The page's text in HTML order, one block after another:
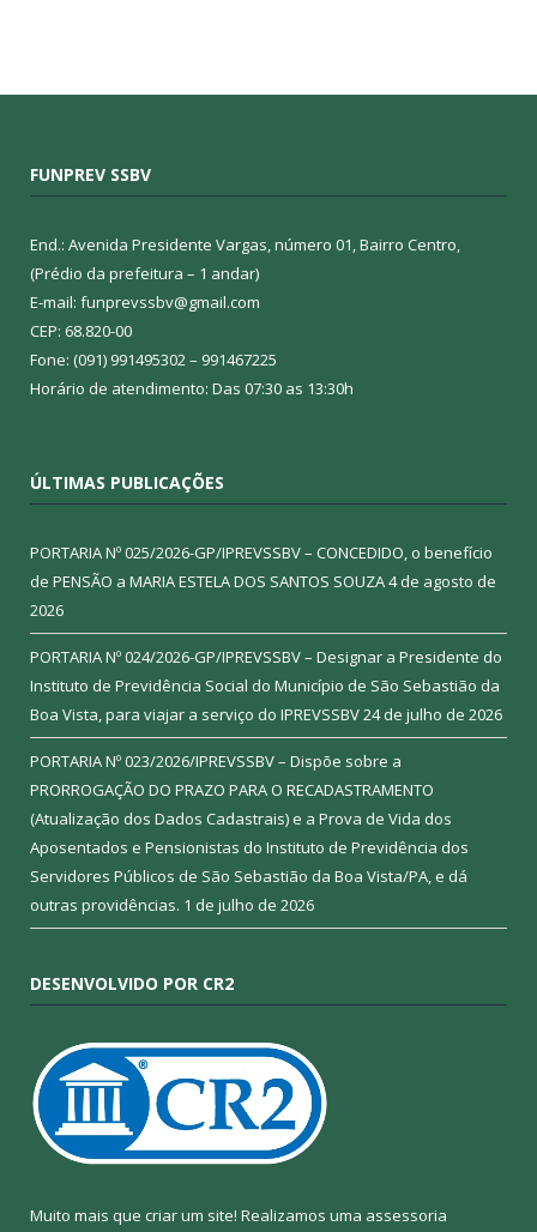
FUNPREV SSBV
End.: Avenida Presidente Vargas, número 01, Bairro Centro,
(Prédio da prefeitura – 1 andar)
E-mail: funprevssbv@gmail.com
CEP: 68.820-00
Fone: (091) 991495302 – 991467225
Horário de atendimento: Das 07:30 as 13:30h
ÚLTIMAS PUBLICAÇÕES
PORTARIA Nº 025/2026-GP/IPREVSSBV – CONCEDIDO, o benefício
de PENSÃO a MARIA ESTELA DOS SANTOS SOUZA4 de agosto de
2026
PORTARIA Nº 024/2026-GP/IPREVSSBV – Designar a Presidente do
Instituto de Previdência Social do Município de São Sebastião da
Boa Vista, para viajar a serviço do IPREVSSBV24 de julho de 2026
PORTARIA Nº 023/2026/IPREVSSBV – Dispõe sobre a
PRORROGAÇÃO DO PRAZO PARA O RECADASTRAMENTO
(Atualização dos Dados Cadastrais) e a Prova de Vida dos
Aposentados e Pensionistas do Instituto de Previdência dos
Servidores Públicos de São Sebastião da Boa Vista/PA, e dá
outras providências. 1 de julho de 2026
DESENVOLVIDO POR CR2
Muito mais que criar um site! Realizamos uma assessoria